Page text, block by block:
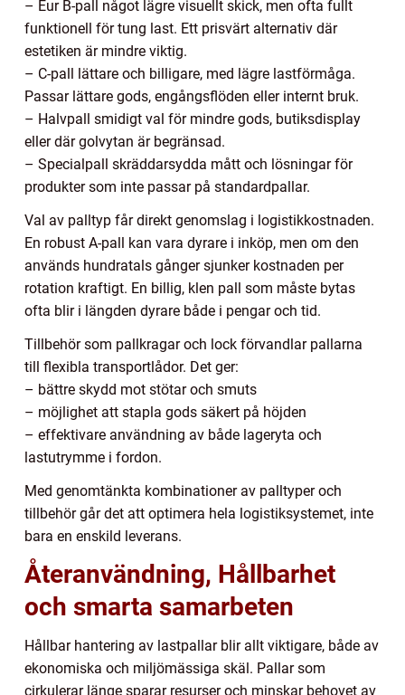
– Eur B-pall något lägre visuellt skick, men ofta fullt
funktionell för tung last. Ett prisvärt alternativ där
estetiken är mindre viktig.
– C-pall lättare och billigare, med lägre lastförmåga.
Passar lättare gods, engångsflöden eller internt bruk.
– Halvpall smidigt val för mindre gods, butiksdisplay
eller där golvytan är begränsad.
– Specialpall skräddarsydda mått och lösningar för
produkter som inte passar på standardpallar.
Val av palltyp får direkt genomslag i logistikkostnaden.
En robust A-pall kan vara dyrare i inköp, men om den
används hundratals gånger sjunker kostnaden per
rotation kraftigt. En billig, klen pall som måste bytas
ofta blir i längden dyrare både i pengar och tid.
Tillbehör som pallkragar och lock förvandlar pallarna
till flexibla transportlådor. Det ger:
– bättre skydd mot stötar och smuts
– möjlighet att stapla gods säkert på höjden
– effektivare användning av både lageryta och
lastutrymme i fordon.
Med genomtänkta kombinationer av palltyper och
tillbehör går det att optimera hela logistiksystemet, inte
bara en enskild leverans.
Återanvändning, Hållbarhet
och smarta samarbeten
Hållbar hantering av lastpallar blir allt viktigare, både av
ekonomiska och miljömässiga skäl. Pallar som
cirkulerar länge sparar resurser och minskar behovet av